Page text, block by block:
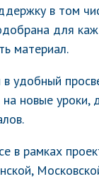
в том
для
материал.
удобный
новые
в рамках